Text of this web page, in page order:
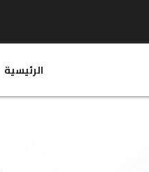
الرئيسية